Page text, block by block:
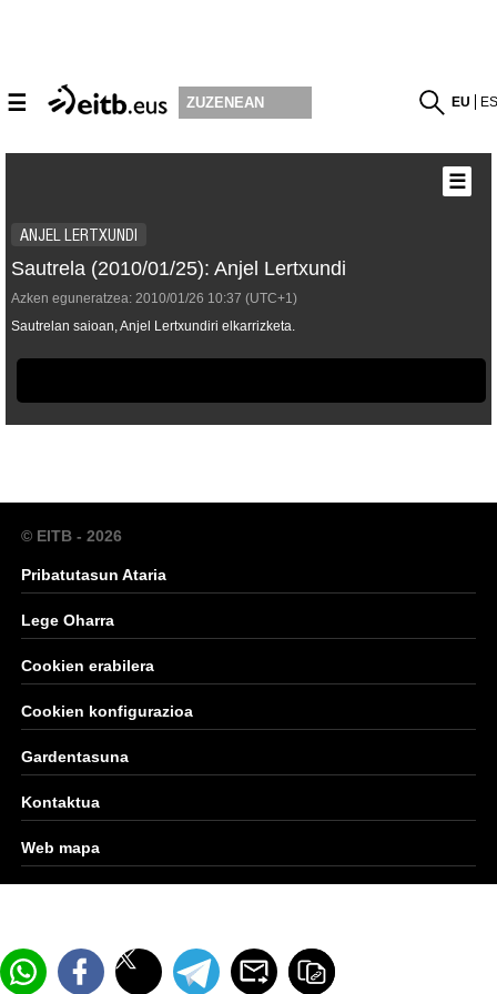
☰ ZUZENEAN EU
ANJEL LERTXUNDI
Sautrela (2010/01/25): Anjel Lertxundi
Azken eguneratzea: 2010/01/26 10:37 (UTC+1)
Sautrelan saioan, Anjel Lertxundiri elkarrizketa.
☰
© EITB - 2026
Pribatutasun Ataria
Lege Oharra
Cookien erabilera
Cookien konfigurazioa
Gardentasuna
Kontaktua
Web mapa